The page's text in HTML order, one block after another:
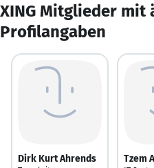
XING Mitglieder mit
Profilangaben
Dirk Kurt Ahrends Tzem